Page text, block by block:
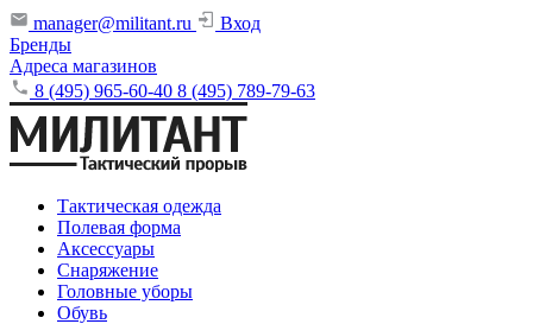
manager@militant.ru
Вход
Бренды
Адреса магазинов
8 (495) 965-60-40 8 (495) 789-79-63
Тактическая одежда
Полевая форма
Аксессуары
Снаряжение
Головные уборы
Обувь